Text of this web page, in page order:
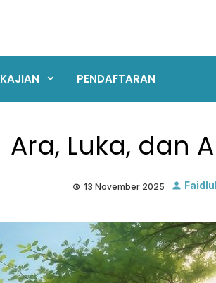
KAJIAN PENDAFTARAN
Ara, Luka, dan
13 November 2025